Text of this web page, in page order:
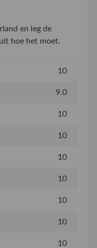
en leg de
hoe het moet.
10
9.0
10
10
10
10
10
10
10